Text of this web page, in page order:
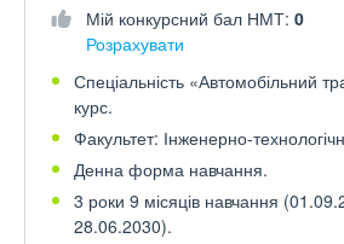
Мій конкурсний бал НМТ: 0
Розрахувати
Спеціальність «Автомобільний
курс.
Факультет: Інженерно-
Денна форма навчання.
3 роки 9 місяців навчання
28.06.2030).